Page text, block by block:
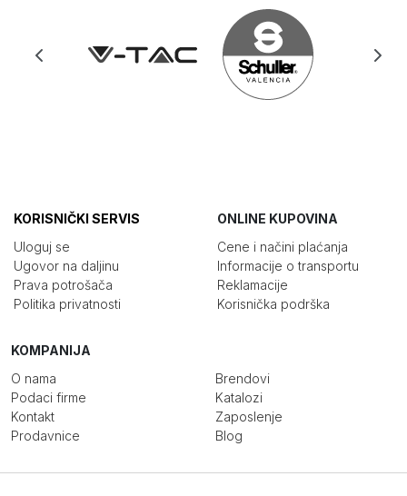
KORISNIČKI SERVIS
Uloguj se
Ugovor na daljinu
Prava potrošača
Politika privatnosti
ONLINE KUPOVINA
Cene i načini plaćanja
Informacije o transportu
Reklamacije
Korisnička podrška
KOMPANIJA
O nama
Podaci firme
Kontakt
Prodavnice
Brendovi
Katalozi
Zaposlenje
Blog